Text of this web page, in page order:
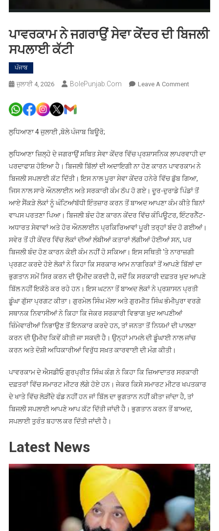
ਪਾਵਰਕਾਮ ਨੇ ਜਗਰਾਉਂ ਸੇਵਾ ਕੇਂਦਰ ਦੀ ਬਿਜਲੀ
ਸਪਲਾਈ ਕੱਟੀ
ਪੰਜਾਬ
ਜੁਲਾਈ 4, 2026 BolePunjab.com Leave A CommentOn
ਦੀ
ਬਿਜਲੀ
ਕੱਟੀ
ਲੁਧਿਆਣਾ 4 ਜੁਲਾਈ ,ਬੋਲੇ ਪੰਜਾਬ ਬਿਊਰੋ;
ਲੁਧਿਆਣਾ ਜ਼ਿਲ੍ਹੇ ਦੇ ਜਗਰਾਉਂ ਸਥਿਤ ਸੇਵਾ ਕੇਂਦਰ ਵਿੱਚ ਪ੍ਰਸ਼ਾਸਨਿਕ ਲਾਪਰਵਾਹੀ ਦਾ
ਪਰਦਾਫਾਸ਼ ਹੋਇਆ ਹੈ। ਬਿਜਲੀ ਬਿੱਲਾਂ ਦੀ ਅਦਾਇਗੀ ਨਾ ਹੋਣ ਕਾਰਨ ਪਾਵਰਕਾਮ ਨੇ
ਬਿਜਲੀ ਸਪਲਾਈ ਕੱਟ ਦਿੱਤੀ। ਇਸ ਨਾਲ ਪੂਰਾ ਸੇਵਾ ਕੇਂਦਰ ਹਨੇਰੇ ਵਿੱਚ ਡੁੱਬ ਗਿਆ,
ਜਿਸ ਨਾਲ ਸਾਰੇ ਔਨਲਾਈਨ ਅਤੇ ਸਰਕਾਰੀ ਕੰਮ ਠੱਪ ਹੋ ਗਏ। ਦੂਰ-ਦੁਰਾਡੇ ਪਿੰਡਾਂ ਤੋਂ
ਆਏ ਸੈਂਕੜੇ ਲੋਕਾਂ ਨੂੰ ਘੰਟਿਆਂਬੱਧੀ ਇੰਤਜ਼ਾਰ ਕਰਨ ਤੋਂ ਬਾਅਦ ਆਪਣਾ ਕੰਮ ਕੀਤੇ ਬਿਨਾਂ
ਵਾਪਸ ਪਰਤਣਾ ਪਿਆ। ਬਿਜਲੀ ਬੰਦ ਹੋਣ ਕਾਰਨ ਕੇਂਦਰ ਵਿੱਚ ਕੰਪਿਊਟਰ, ਇੰਟਰਨੈੱਟ-
ਅਧਾਰਤ ਸੇਵਾਵਾਂ ਅਤੇ ਹੋਰ ਔਨਲਾਈਨ ਪ੍ਰਕਿਰਿਆਵਾਂ ਪੂਰੀ ਤਰ੍ਹਾਂ ਬੰਦ ਹੋ ਗਈਆਂ।
ਸਵੇਰ ਤੋਂ ਹੀ ਕੇਂਦਰ ਵਿੱਚ ਲੋਕਾਂ ਦੀਆਂ ਲੰਬੀਆਂ ਕਤਾਰਾਂ ਲੱਗੀਆਂ ਹੋਈਆਂ ਸਨ, ਪਰ
ਬਿਜਲੀ ਬੰਦ ਹੋਣ ਕਾਰਨ ਕੋਈ ਕੰਮ ਨਹੀਂ ਹੋ ਸਕਿਆ। ਇਸ ਸਥਿਤੀ ‘ਤੇ ਨਾਰਾਜ਼ਗੀ
ਪ੍ਰਗਟ ਕਰਦੇ ਹੋਏ ਲੋਕਾਂ ਨੇ ਕਿਹਾ ਕਿ ਸਰਕਾਰ ਆਮ ਨਾਗਰਿਕਾਂ ਤੋਂ ਆਪਣੇ ਬਿੱਲਾਂ ਦਾ
ਭੁਗਤਾਨ ਸਮੇਂ ਸਿਰ ਕਰਨ ਦੀ ਉਮੀਦ ਕਰਦੀ ਹੈ, ਜਦੋਂ ਕਿ ਸਰਕਾਰੀ ਦਫ਼ਤਰ ਖੁਦ ਆਪਣੇ
ਬਿੱਲ ਨਹੀਂ ਇਕੱਠੇ ਕਰ ਰਹੇ ਹਨ। ਇਸ ਘਟਨਾ ਤੋਂ ਬਾਅਦ ਲੋਕਾਂ ਨੇ ਪ੍ਰਸ਼ਾਸਨ ਪ੍ਰਤੀ
ਡੂੰਘਾ ਗੁੱਸਾ ਪ੍ਰਗਟ ਕੀਤਾ। ਗੁਰਮੇਲ ਸਿੰਘ ਮੱਲਾ ਅਤੇ ਗੁਰਮੀਤ ਸਿੰਘ ਭੰਮੀਪੁਰਾ ਵਰਗੇ
ਸਥਾਨਕ ਨਿਵਾਸੀਆਂ ਨੇ ਕਿਹਾ ਕਿ ਜੇਕਰ ਸਰਕਾਰੀ ਵਿਭਾਗ ਖੁਦ ਆਪਣੀਆਂ
ਜ਼ਿੰਮੇਵਾਰੀਆਂ ਨਿਭਾਉਣ ਤੋਂ ਇਨਕਾਰ ਕਰਦੇ ਹਨ, ਤਾਂ ਜਨਤਾ ਤੋਂ ਨਿਯਮਾਂ ਦੀ ਪਾਲਣਾ
ਕਰਨ ਦੀ ਉਮੀਦ ਕਿਵੇਂ ਕੀਤੀ ਜਾ ਸਕਦੀ ਹੈ। ਉਨ੍ਹਾਂ ਮਾਮਲੇ ਦੀ ਡੂੰਘਾਈ ਨਾਲ ਜਾਂਚ
ਕਰਨ ਅਤੇ ਦੋਸ਼ੀ ਅਧਿਕਾਰੀਆਂ ਵਿਰੁੱਧ ਸਖ਼ਤ ਕਾਰਵਾਈ ਦੀ ਮੰਗ ਕੀਤੀ।
ਪਾਵਰਕਾਮ ਦੇ ਐਸਡੀਓ ਗੁਰਪ੍ਰੀਤ ਸਿੰਘ ਕੰਗ ਨੇ ਕਿਹਾ ਕਿ ਜ਼ਿਆਦਾਤਰ ਸਰਕਾਰੀ
ਦਫ਼ਤਰਾਂ ਵਿੱਚ ਸਮਾਰਟ ਮੀਟਰ ਲੱਗੇ ਹੋਏ ਹਨ। ਜੇਕਰ ਕਿਸੇ ਸਮਾਰਟ ਮੀਟਰ ਖਪਤਕਾਰ
ਦੇ ਖਾਤੇ ਵਿੱਚ ਲੋੜੀਂਦੇ ਫੰਡ ਨਹੀਂ ਹਨ ਜਾਂ ਬਿੱਲ ਦਾ ਭੁਗਤਾਨ ਨਹੀਂ ਕੀਤਾ ਜਾਂਦਾ ਹੈ, ਤਾਂ
ਬਿਜਲੀ ਸਪਲਾਈ ਆਪਣੇ ਆਪ ਕੱਟ ਦਿੱਤੀ ਜਾਂਦੀ ਹੈ। ਭੁਗਤਾਨ ਕਰਨ ਤੋਂ ਬਾਅਦ,
ਸਪਲਾਈ ਤੁਰੰਤ ਬਹਾਲ ਕਰ ਦਿੱਤੀ ਜਾਂਦੀ ਹੈ।
Latest News